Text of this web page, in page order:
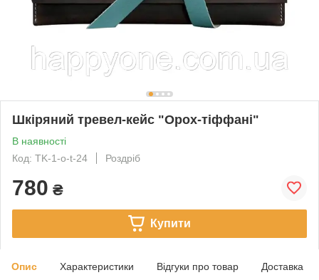
Шкіряний тревел-кейс "Орох-тіффані"
В наявності
Код: TK-1-o-t-24
Роздріб
780 ₴
Купити
Опис Характеристики Відгуки про товар Доставка